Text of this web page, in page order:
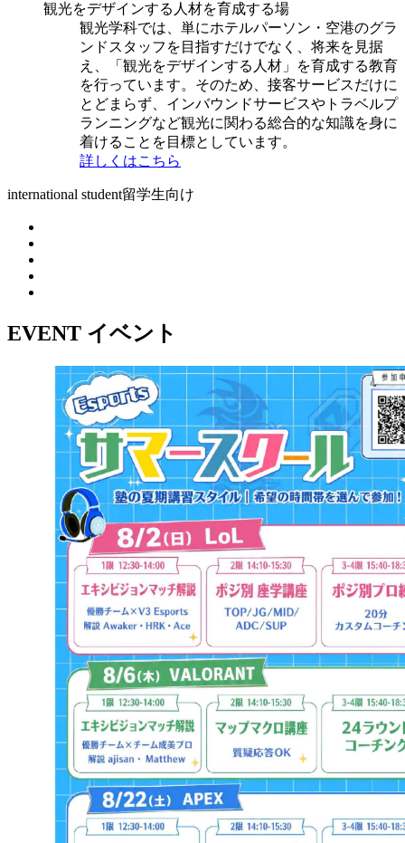
観光をデザインする人材を育成する場
観光学科では、単にホテルパーソン・空港のグラ
ンドスタッフを目指すだけでなく、将来を見据
え、「観光をデザインする人材」を育成する教育
を行っています。そのため、接客サービスだけに
とどまらず、インバウンドサービスやトラベルプ
ランニングなど観光に関わる総合的な知識を身に
着けることを目標としています。
詳しくはこちら
international student留学生向け
EVENT イベント